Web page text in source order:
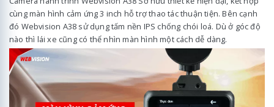
cùng màn hình cảm ứng 3 inch hỗ trợ thao tác thuận tiện. Bên cạnh
đó Webvision A38 sử dụng tấm nền IPS chống chói loá. Dù ở góc độ
nào thì lái xe cũng có thể nhìn màn hình một cách dễ dàng.